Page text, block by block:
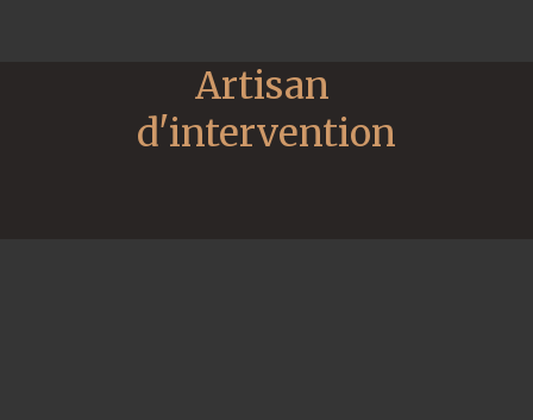
Artisan
d'intervention